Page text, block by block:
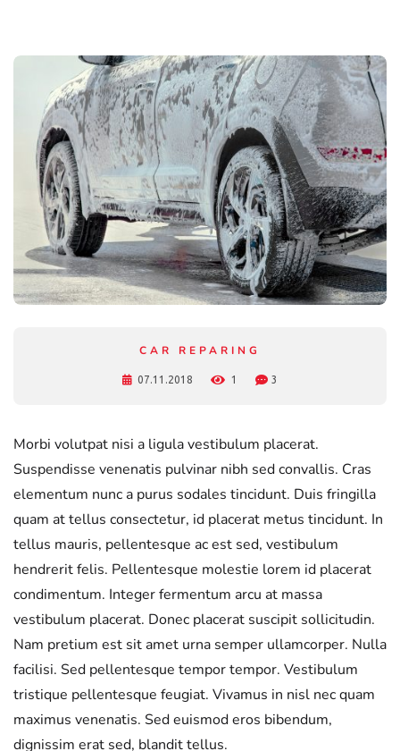
CAR REPARING
07.11.2018 1 3
Morbi volutpat nisi a ligula vestibulum placerat.
Suspendisse venenatis pulvinar nibh sed convallis. Cras
elementum nunc a purus sodales tincidunt. Duis fringilla
quam at tellus consectetur, id placerat metus tincidunt. In
tellus mauris, pellentesque ac est sed, vestibulum
hendrerit felis. Pellentesque molestie lorem id placerat
condimentum. Integer fermentum arcu at massa
vestibulum placerat. Donec placerat suscipit sollicitudin.
Nam pretium est sit amet urna semper ullamcorper. Nulla
facilisi. Sed pellentesque tempor tempor. Vestibulum
tristique pellentesque feugiat. Vivamus in nisl nec quam
maximus venenatis. Sed euismod eros bibendum,
dignissim erat sed, blandit tellus.